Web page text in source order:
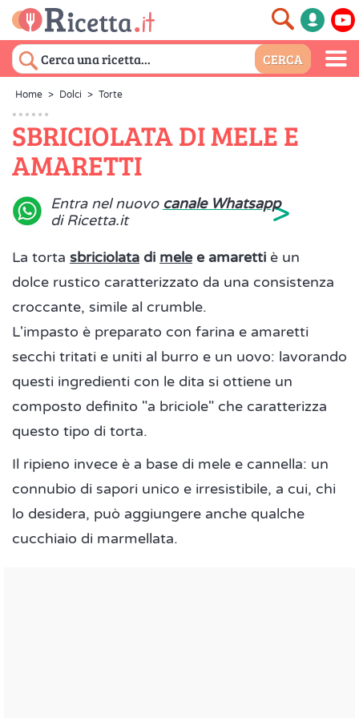
Home > Dolci > Torte
SBRICIOLATA DI MELE E
AMARETTI
Entra nel nuovo canale Whatsapp
di Ricetta.it
>
La torta sbriciolata di melee amaretti è un
dolce rustico caratterizzato da una consistenza
croccante, simile al crumble.
L'impasto è preparato con farina e amaretti
secchi tritati e uniti al burro e un uovo: lavorando
questi ingredienti con le dita si ottiene un
composto definito "a briciole" che caratterizza
questo tipo di torta.
Il ripieno invece è a base di mele e cannella: un
connubio di sapori unico e irresistibile, a cui, chi
lo desidera, può aggiungere anche qualche
cucchiaio di marmellata.